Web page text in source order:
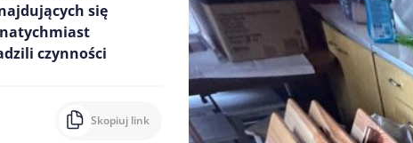
się
czynności
Skopiuj link